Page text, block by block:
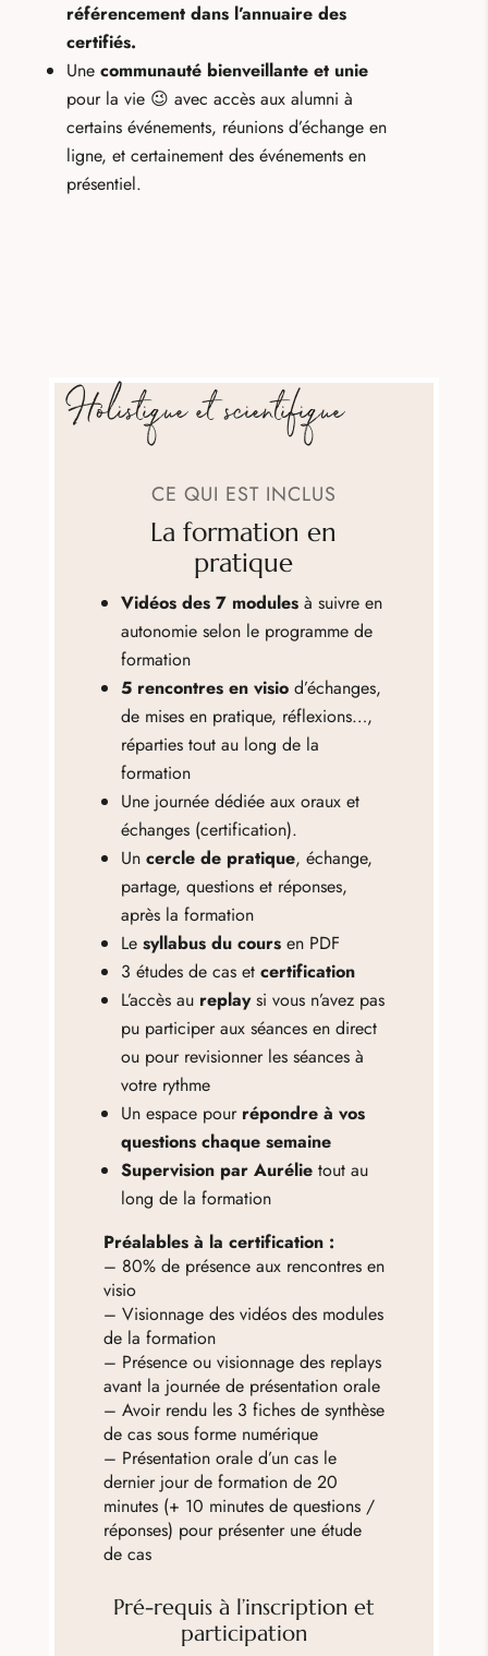
référencement dans l’annuaire des
certifiés.
Une communauté bienveillante et unie
pour la vie 😉 avec accès aux alumni à
certains événements, réunions d’échange en
ligne, et certainement des événements en
présentiel.
Holistique et scientifique
CE QUI EST INCLUS
La formation en
pratique
Vidéos des 7 modules à suivre en
autonomie selon le programme de
formation
5 rencontres en visio d’échanges,
de mises en pratique, réflexions…,
réparties tout au long de la
formation
Une journée dédiée aux oraux et
échanges (certification).
Un cercle de pratique, échange,
partage, questions et réponses,
après la formation
Le syllabus du coursen PDF
3 études de cas et certification
L’accès au replaysi vous n’avez pas
pu participer aux séances en direct
ou pour revisionner les séances à
votre rythme
Un espace pour répondre à vos
questions chaque semaine
Supervision par Aurélietout au
long de la formation
Préalables à la certification :
– 80% de présence aux rencontres en
visio
– Visionnage des vidéos des modules
de la formation
– Présence ou visionnage des replays
avant la journée de présentation orale
– Avoir rendu les 3 fiches de synthèse
de cas sous forme numérique
– Présentation orale d’un cas le
dernier jour de formation de 20
minutes (+ 10 minutes de questions /
réponses) pour présenter une étude
de cas
Pré-requis à l’inscription et
participation